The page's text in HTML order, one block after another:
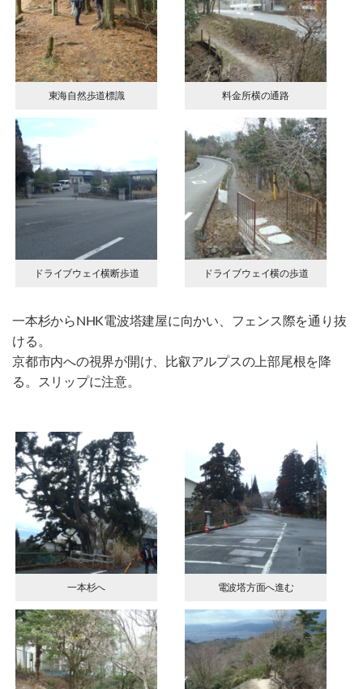
東海自然歩道標識 料金所横の通路
ドライブウェイ横断歩道 ドライブウェイ横の歩道
一本杉からNHK電波塔建屋に向かい、フェンス際を通り抜
ける。
京都市内への視界が開け、比叡アルプスの上部尾根を降
る。スリップに注意。
一本杉へ 電波塔方面へ進む